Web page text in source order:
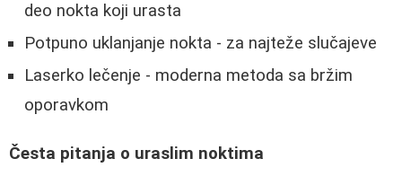
deo nokta koji urasta
Potpuno uklanjanje nokta - za najteže slučajeve
Laserko lečenje - moderna metoda sa bržim
oporavkom
Česta pitanja o uraslim noktima